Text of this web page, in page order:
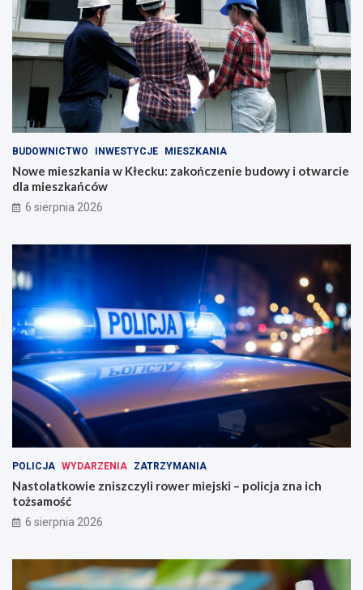
BUDOWNICTWO INWESTYCJE MIESZKANIA
Nowe mieszkania w Kłecku: zakończenie budowy i otwarcie
dla mieszkańców
6 sierpnia 2026
POLICJA WYDARZENIA ZATRZYMANIA
Nastolatkowie zniszczyli rower miejski – policja zna ich
tożsamość
6 sierpnia 2026